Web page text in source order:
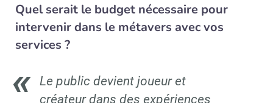
Quel serait le budget nécessaire pour
intervenir dans le métavers avec vos
services ?
Le public devient joueur et
créateur dans des expériences